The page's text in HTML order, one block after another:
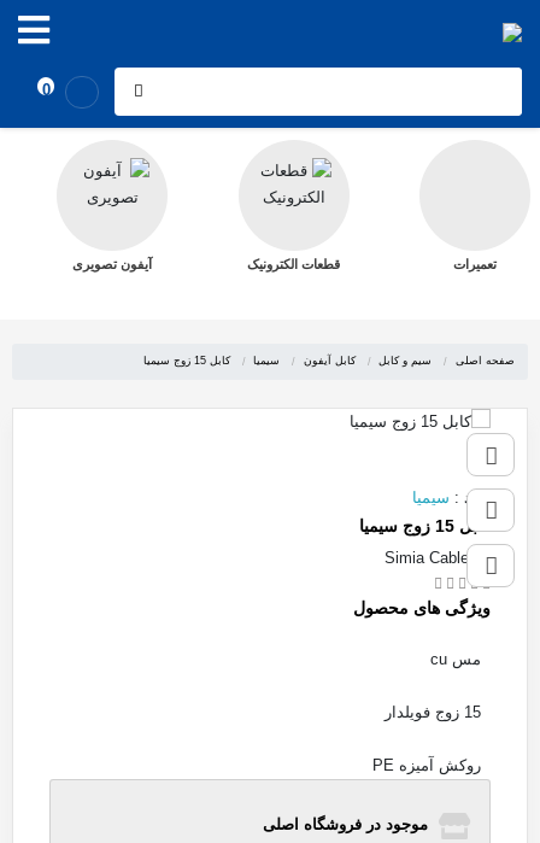
0
تعمیرات قطعات الکترونیک آیفون تصویری
صفحه اصلی سیم و کابل کابل آیفون سیمیا کابل 15 زوج سیمیا
برند : سیمیا
کابل 15 زوج سیمیا
Simia Cable 15
ویژگی های محصول
مس cu
روکش آمیزه PE
موجود در فروشگاه اصلی